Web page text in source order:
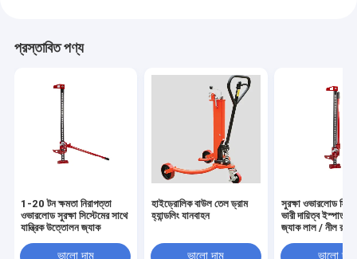
প্রস্তাবিত পণ্য
1-20 টন ক্ষমতা নিরাপত্তা
ওভারলোড সুরক্ষা সিস্টেমের সাথে
যান্ত্রিক উত্তোলন জ্যাক
হাইড্রোলিক বাউল তেল ড্রাম
হ্যান্ডলিং যানবাহন
সুরক্ষা ওভারলোড
ভারী দায়িত্ব ইস্পাত
জ্যাক লাল / নীল রঙিন